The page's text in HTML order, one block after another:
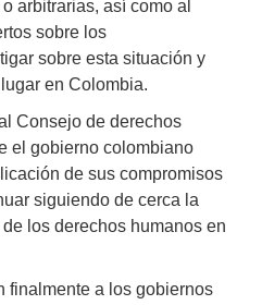
arbitrarias, así como al
sobre los
sobre esta situación y
en Colombia.
Consejo de derechos
el gobierno colombiano
de sus compromisos
siguiendo de cerca la
los derechos humanos en
finalmente a los gobiernos